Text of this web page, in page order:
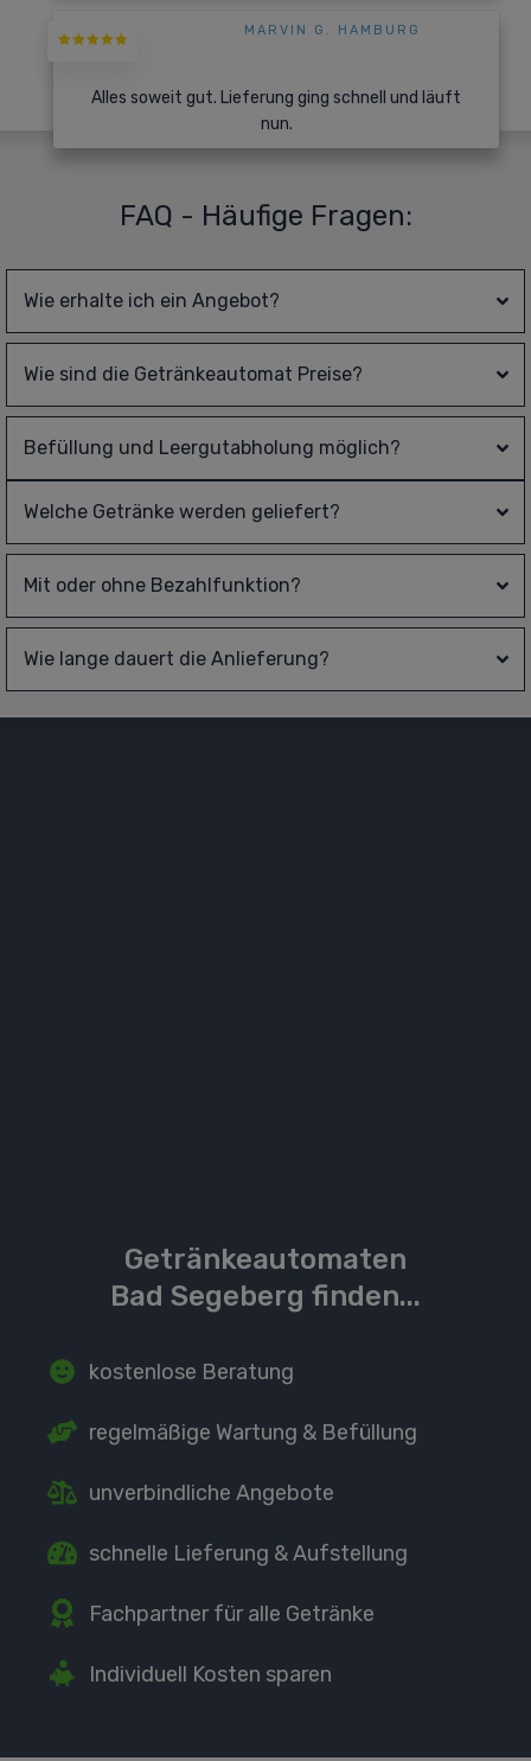
MARVIN G. HAMBURG
Alles soweit gut. Lieferung ging schnell und läuft
nun.
FAQ - Häufige Fragen:
Wie erhalte ich ein Angebot?
Wie sind die Getränkeautomat Preise?
Befüllung und Leergutabholung möglich?
Welche Getränke werden geliefert?
Mit oder ohne Bezahlfunktion?
Wie lange dauert die Anlieferung?
Getränkeautomaten
Bad Segeberg finden...
kostenlose Beratung
regelmäßige Wartung & Befüllung
unverbindliche Angebote
schnelle Lieferung & Aufstellung
Fachpartner für alle Getränke
Individuell Kosten sparen